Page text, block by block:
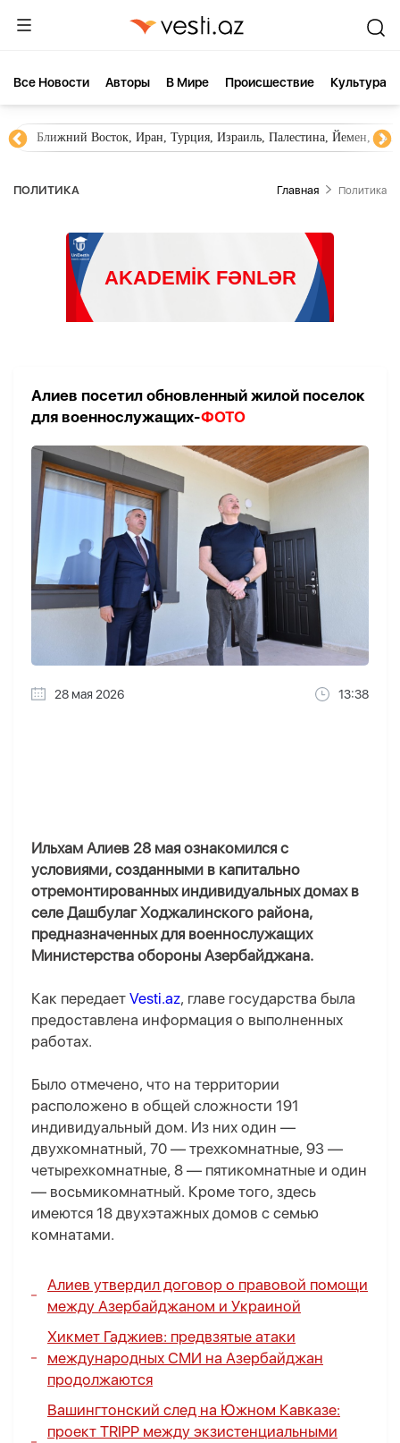
Все Новости Aвторы В Мире Происшествие Культура
Ближний Восток, Иран, Турция, Израиль, Палестина, Йемен,
ПОЛИТИКА Главная Политика
Алиев посетил обновленный жилой поселок
для военнослужащих-ФОТО
28 мая 2026 13:38
Ильхам Алиев 28 мая ознакомился с
условиями, созданными в капитально
отремонтированных индивидуальных домах в
селе Дашбулаг Ходжалинского района,
предназначенных для военнослужащих
Министерства обороны Азербайджана.
Как передает Vesti.az, главе государства была
предоставлена информация о выполненных
работах.
Было отмечено, что на территории
расположено в общей сложности 191
индивидуальный дом. Из них один —
двухкомнатный, 70 — трехкомнатные, 93 —
четырехкомнатные, 8 — пятикомнатные и один
— восьмикомнатный. Кроме того, здесь
имеются 18 двухэтажных домов с семью
комнатами.
Алиев утвердил договор о правовой помощи
между Азербайджаном и Украиной
Хикмет Гаджиев: предвзятые атаки
международных СМИ на Азербайджан
продолжаются
Вашингтонский след на Южном Кавказе:
проект TRIPР между экзистенциальными